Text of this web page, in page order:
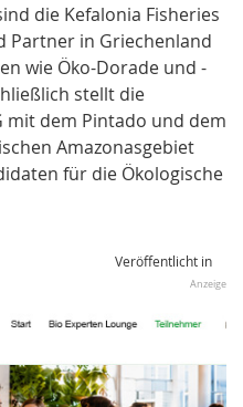
die Kefalonia Fisheries
Partner in Griechenland
wie Öko-Dorade und -
stellt die
mit dem Pintado und dem
Amazonasgebiet
für die Ökologische
Veröffentlicht in
Anzeige